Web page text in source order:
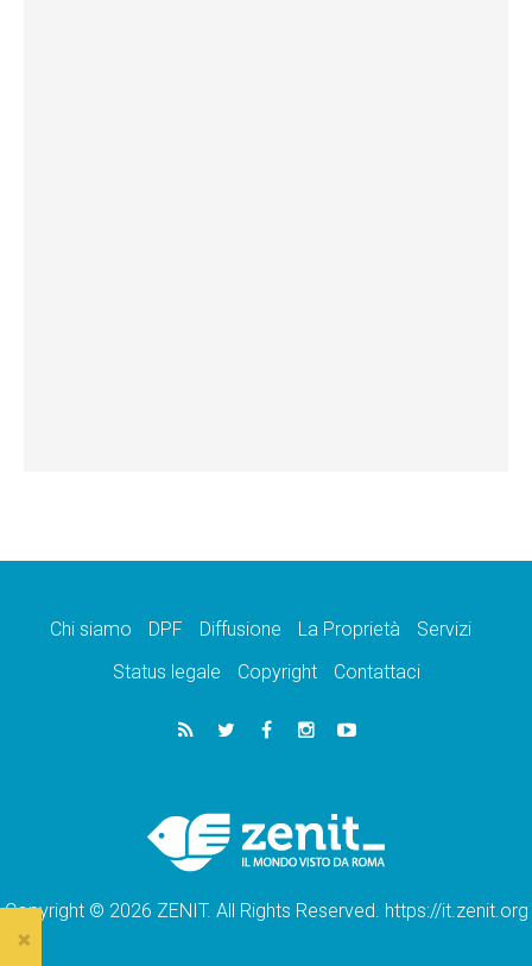
Chi siamo DPF Diffusione La Proprietà
Servizi
Status legale
Copyright Contattaci
Copyright © 2026 ZENIT. All Rights Reserved. https://it.zenit.org